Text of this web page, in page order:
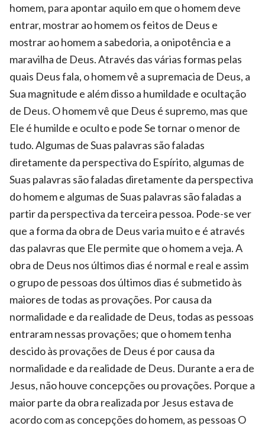
homem, para apontar aquilo em que o homem deve
entrar, mostrar ao homem os feitos de Deus e
mostrar ao homem a sabedoria, a onipotência e a
maravilha de Deus. Através das várias formas pelas
quais Deus fala, o homem vê a supremacia de Deus, a
Sua magnitude e além disso a humildade e ocultação
de Deus. O homem vê que Deus é supremo, mas que
Ele é humilde e oculto e pode Se tornar o menor de
tudo. Algumas de Suas palavras são faladas
diretamente da perspectiva do Espírito, algumas de
Suas palavras são faladas diretamente da perspectiva
do homem e algumas de Suas palavras são faladas a
partir da perspectiva da terceira pessoa. Pode-se ver
que a forma da obra de Deus varia muito e é através
das palavras que Ele permite que o homem a veja. A
obra de Deus nos últimos dias é normal e real e assim
o grupo de pessoas dos últimos dias é submetido às
maiores de todas as provações. Por causa da
normalidade e da realidade de Deus, todas as pessoas
entraram nessas provações; que o homem tenha
descido às provações de Deus é por causa da
normalidade e da realidade de Deus. Durante a era de
Jesus, não houve concepções ou provações. Porque a
maior parte da obra realizada por Jesus estava de
acordo com as concepções do homem, as pessoas O